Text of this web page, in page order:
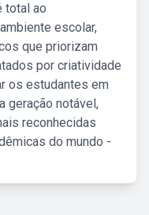
total ao
escolar,
que priorizam
por criatividade
os estudantes em
geração notável,
reconhecidas
do mundo -